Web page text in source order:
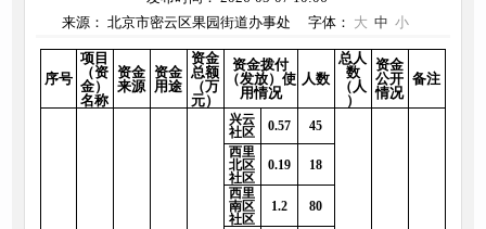
来源： 北京市密云区果园街道办事处
字体： 大 中 小
序号
项目
（资
金）
名称
资金
来源
资金
用途
资金
总额
（万
元）
资金拨付
（发放）使
用情况
人数
总人
数
（人
）
资金
公开
情况
备注
兴云
社区
0.57 45
西里
北区
社区
0.19
18
西里
南区
社区
1.2 80